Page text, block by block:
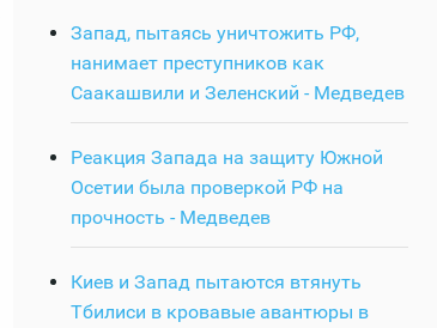
Запад, пытаясь уничтожить РФ,
нанимает преступников как
Саакашвили и Зеленский - Медведев
Реакция Запада на защиту Южной
Осетии была проверкой РФ на
прочность - Медведев
Киев и Запад пытаются втянуть
Тбилиси в кровавые авантюры в